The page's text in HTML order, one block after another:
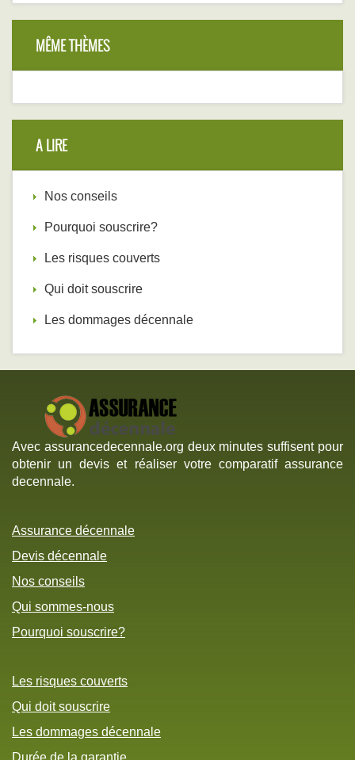
MÊME THÈMES
A LIRE
Nos conseils
Pourquoi souscrire?
Les risques couverts
Qui doit souscrire
Les dommages décennale
Avec assurancedecennale.org deux minutes suffisent pour
obtenir un devis et réaliser votre comparatif assurance
decennale.
Assurance décennale
Devis décennale
Nos conseils
Qui sommes-nous
Pourquoi souscrire?
Les risques couverts
Qui doit souscrire
Les dommages décennale
Durée de la garantie